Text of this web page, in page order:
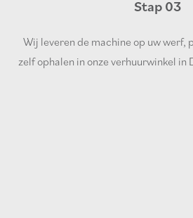
Stap 03
Wij leveren de machine op uw werf,
zelf ophalen in onze verhuurwinkel in